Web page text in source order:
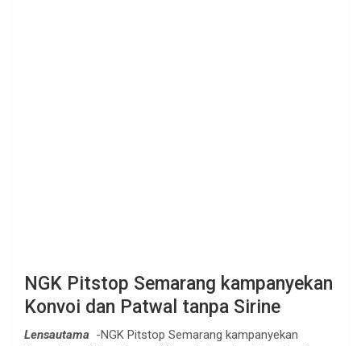
NGK Pitstop Semarang kampanyekan
Konvoi dan Patwal tanpa Sirine
Lensautama -NGK Pitstop Semarang kampanyekan